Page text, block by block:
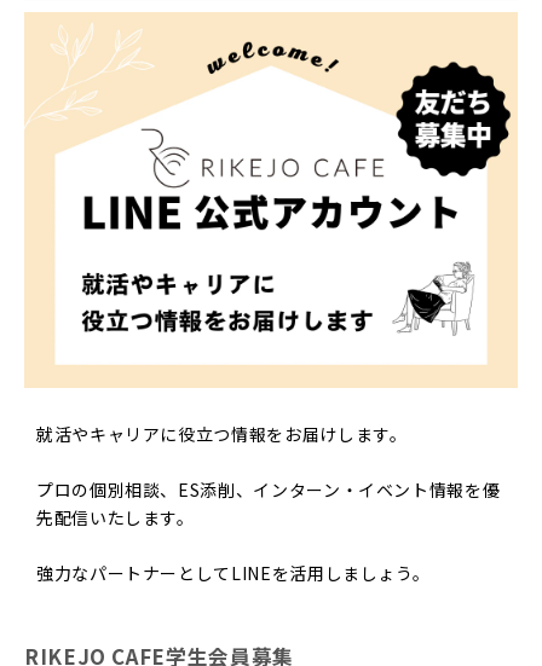
就活やキャリアに役立つ情報をお届けします。
プロの個別相談、ES添削、インターン・イベント情報を優
先配信いたします。
強力なパートナーとしてLINEを活用しましょう。
RIKEJO CAFE学生会員募集